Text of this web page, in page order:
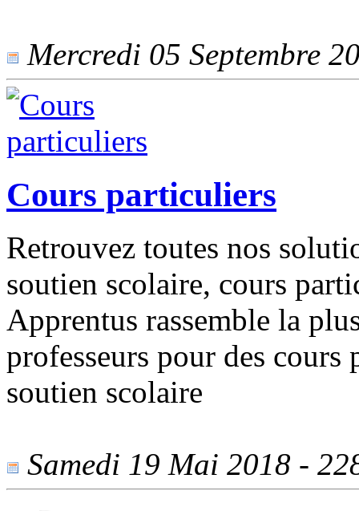
Mercredi 05 Septembre
Cours particuliers
Retrouvez toutes nos
soutien scolaire, cours
Apprentus rassemble la
professeurs pour des
soutien scolaire
Samedi 19 Mai 2018 -